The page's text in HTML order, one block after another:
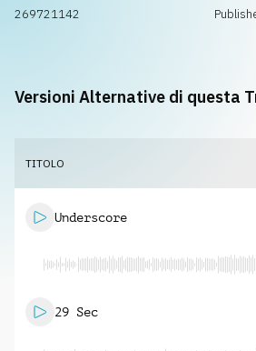
269721142
Versioni Alternative di questa
TITOLO
Underscore
29 Sec